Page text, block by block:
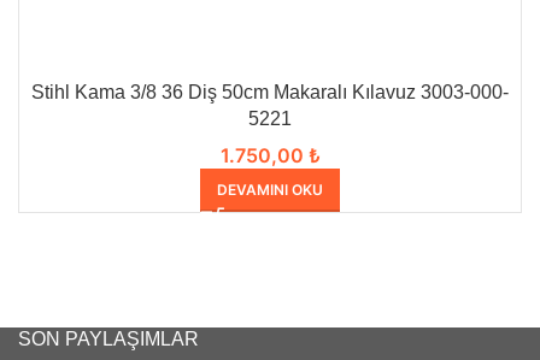
Stihl Kama 3/8 36 Diş 50cm Makaralı Kılavuz 3003-000-
5221
1.750,00 ₺
DEVAMINI OKU
SON PAYLAŞIMLAR